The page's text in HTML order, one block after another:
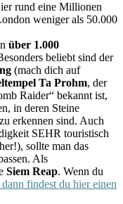
rund eine Millionen
weniger als 50.000
über 1.000
beliebt sind der
(mach dich auf
Ta Prohm, der
Raider“ bekannt ist,
in deren Steine
erkennen sind. Auch
SEHR touristisch
sollte man das
Als
Siem Reap. Wenn du
findest du hier einen